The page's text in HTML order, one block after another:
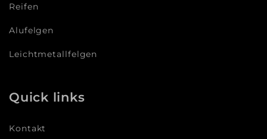
Reifen
Alufelgen
Leichtmetallfelgen
Quick links
Kontakt